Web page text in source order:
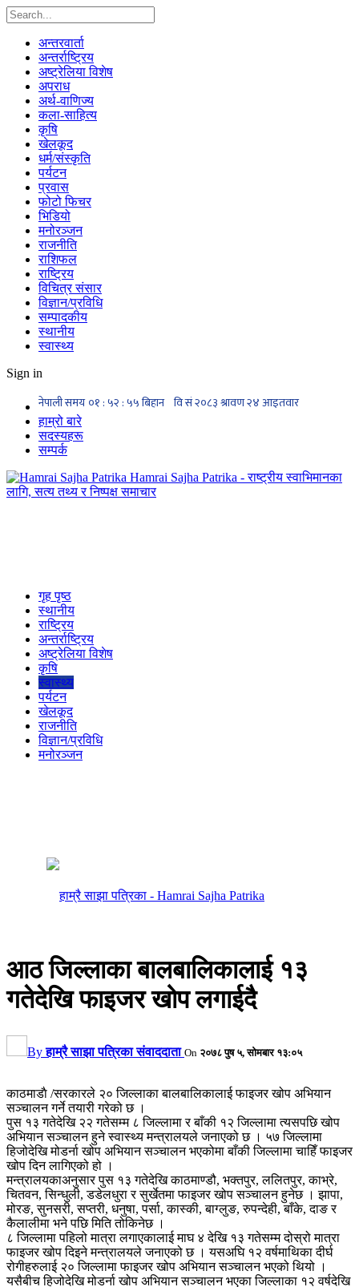
अन्तरवार्ता
अन्तर्राष्ट्रिय
अष्ट्रेलिया विशेष
अपराध
अर्थ-वाणिज्य
कला-साहित्य
कृषि
खेलकूद
धर्म/संस्कृति
पर्यटन
प्रवास
फोटो फिचर
भिडियो
मनोरञ्जन
राजनीति
राशिफल
राष्ट्रिय
विचित्र संसार
विज्ञान/प्रविधि
सम्पादकीय
स्थानीय
स्वास्थ्य
Sign in
हाम्रो बारे
सदस्यहरू
सम्पर्क
Hamrai Sajha Patrika - राष्ट्रीय स्वाभिमानका
लागि, सत्य तथ्य र निष्पक्ष समाचार
गृह पृष्ठ
स्थानीय
राष्ट्रिय
अन्तर्राष्ट्रिय
अष्ट्रेलिया विशेष
कृषि
स्वास्थ्य
पर्यटन
खेलकूद
राजनीति
विज्ञान/प्रविधि
मनोरञ्जन
आठ जिल्लाका बालबालिकालाई १३
गतेदेखि फाइजर खोप लगाईदै
Byहाम्रै साझा पत्रिका संवाददाता On २०७८ पुष ५, सोमबार १३:०५
काठमाडाै /सरकारले २० जिल्लाका बालबालिकालाई फाइजर खोप अभियान
सञ्चालन गर्ने तयारी गरेको छ ।
पुस १३ गतेदेखि २२ गतेसम्म ८ जिल्लामा र बाँकी १२ जिल्लामा त्यसपछि खोप
अभियान सञ्चालन हुने स्वास्थ्य मन्त्रालयले जनाएको छ । ५७ जिल्लामा
हिजोदेखि मोडर्ना खोप अभियान सञ्चालन भएकोमा बाँकी जिल्लामा चाहिँ फाइजर
खोप दिन लागिएको हो ।
मन्त्रालयकाअनुसार पुस १३ गतेदेखि काठमाण्डौ, भक्तपुर, ललितपुर, काभ्रे,
चितवन, सिन्धुली, डडेलधुरा र सुर्खेतमा फाइजर खोप सञ्चालन हुनेछ । झापा,
मोरङ, सुनसरी, सप्तरी, धनुषा, पर्सा, कास्की, बाग्लुङ, रुपन्देही, बाँके, दाङ र
कैलालीमा भने पछि मिति तोकिनेछ ।
८ जिल्लामा पहिलो मात्रा लगाएकालाई माघ ४ देखि १३ गतेसम्म दोस्रो मात्रा
फाइजर खोप दिइने मन्त्रालयले जनाएको छ । यसअघि १२ वर्षमाथिका दीर्घ
रोगीहरुलाई २० जिल्लामा फाइजर खोप अभियान सञ्चालन भएको थियो ।
यसैबीच हिजोदेखि मोडर्ना खोप अभियान सञ्चालन भएका जिल्लाका १२ वर्षदेखि